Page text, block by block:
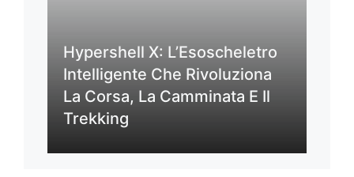
Hypershell X: L’Esoscheletro
Intelligente Che Rivoluziona
La Corsa, La Camminata E Il
Trekking